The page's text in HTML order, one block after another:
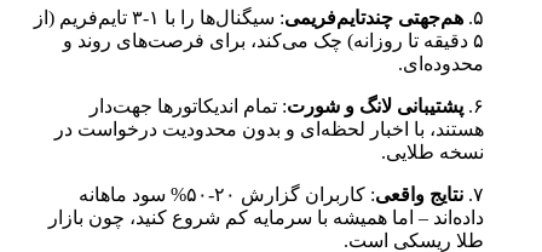
۵. هم‌جهتی چندتایم‌فریمی
: سیگنال‌ها را با ۱-۳ تایم‌فریم (از
۵ دقیقه تا روزانه) چک می‌کند، برای فرصت‌های روند و
محدوده‌ای.
۶. پشتیبانی لانگ و شورت: تمام اندیکاتورها جهت‌دار
هستند، با اخبار لحظه‌ای و بدون محدودیت درخواست در
نسخه طلایی.
۷. نتایج واقعی
: کاربران گزارش ۲۰-۵۰% سود ماهانه
داده‌اند – اما همیشه با سرمایه کم شروع کنید، چون بازار
طلا ریسکی است.